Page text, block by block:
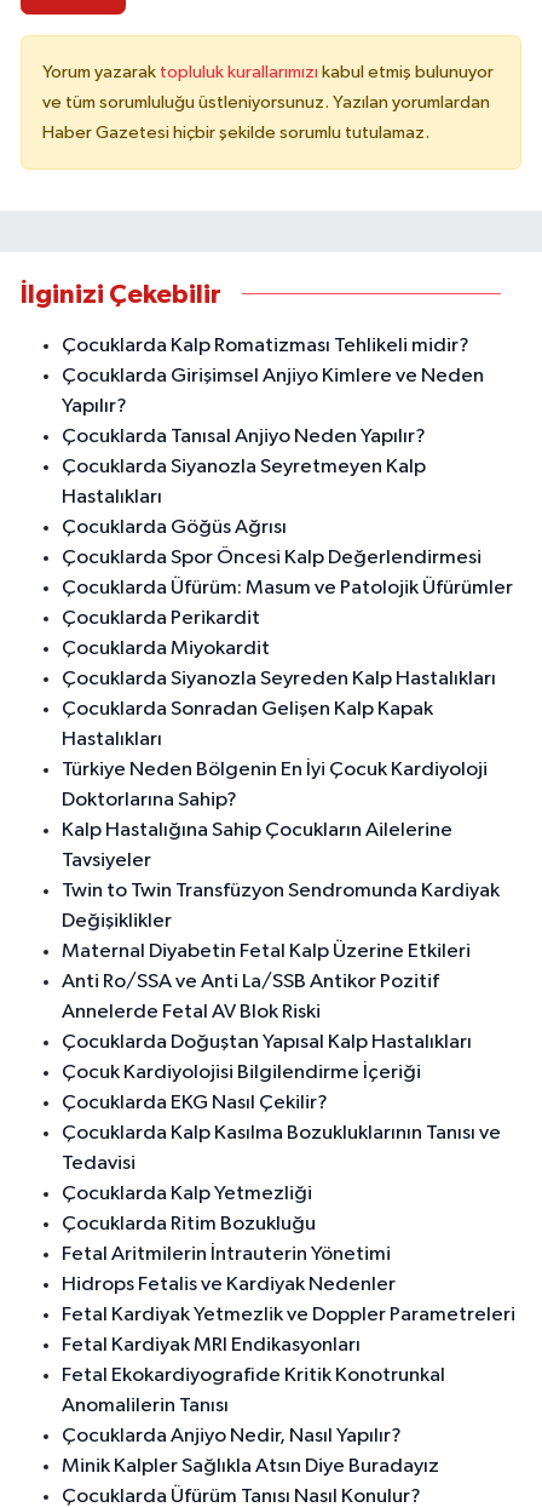
Yorum yazarak topluluk kurallarımızı kabul etmiş bulunuyor
ve tüm sorumluluğu üstleniyorsunuz. Yazılan yorumlardan
Haber Gazetesi hiçbir şekilde sorumlu tutulamaz.
İlginizi Çekebilir
Çocuklarda Kalp Romatizması Tehlikeli midir?
Çocuklarda Girişimsel Anjiyo Kimlere ve Neden
Yapılır?
Çocuklarda Tanısal Anjiyo Neden Yapılır?
Çocuklarda Siyanozla Seyretmeyen Kalp
Hastalıkları
Çocuklarda Göğüs Ağrısı
Çocuklarda Spor Öncesi Kalp Değerlendirmesi
Çocuklarda Üfürüm: Masum ve Patolojik Üfürümler
Çocuklarda Perikardit
Çocuklarda Miyokardit
Çocuklarda Siyanozla Seyreden Kalp Hastalıkları
Çocuklarda Sonradan Gelişen Kalp Kapak
Hastalıkları
Türkiye Neden Bölgenin En İyi Çocuk Kardiyoloji
Doktorlarına Sahip?
Kalp Hastalığına Sahip Çocukların Ailelerine
Tavsiyeler
Twin to Twin Transfüzyon Sendromunda Kardiyak
Değişiklikler
Maternal Diyabetin Fetal Kalp Üzerine Etkileri
Anti Ro/SSA ve Anti La/SSB Antikor Pozitif
Annelerde Fetal AV Blok Riski
Çocuklarda Doğuştan Yapısal Kalp Hastalıkları
Çocuk Kardiyolojisi Bilgilendirme İçeriği
Çocuklarda EKG Nasıl Çekilir?
Çocuklarda Kalp Kasılma Bozukluklarının Tanısı ve
Tedavisi
Çocuklarda Kalp Yetmezliği
Çocuklarda Ritim Bozukluğu
Fetal Aritmilerin İntrauterin Yönetimi
Hidrops Fetalis ve Kardiyak Nedenler
Fetal Kardiyak Yetmezlik ve Doppler Parametreleri
Fetal Kardiyak MRI Endikasyonları
Fetal Ekokardiyografide Kritik Konotrunkal
Anomalilerin Tanısı
Çocuklarda Anjiyo Nedir, Nasıl Yapılır?
Minik Kalpler Sağlıkla Atsın Diye Buradayız
Çocuklarda Üfürüm Tanısı Nasıl Konulur?